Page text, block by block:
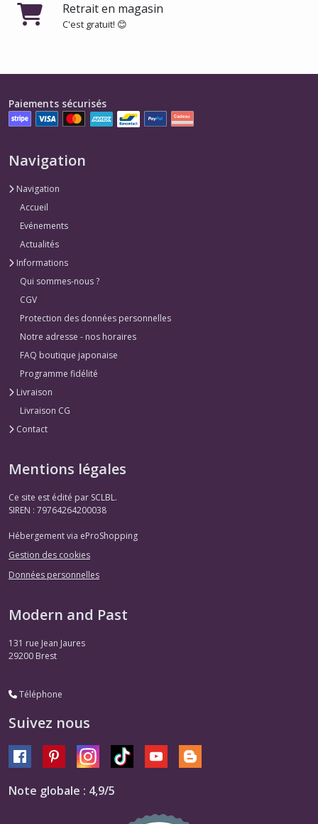
Retrait en magasin
C'est gratuit! 😊
Paiements sécurisés
Navigation
Navigation
Accueil
Evénements
Actualités
Informations
Qui sommes-nous ?
CGV
Protection des données personnelles
Notre adresse - nos horaires
FAQ boutique japonaise
Programme fidélité
Livraison
Livraison CG
Contact
Mentions légales
Ce site est édité par SCLBL.
SIREN : 79764264200038
Hébergement via eProShopping
Gestion des cookies
Données personnelles
Modern and Past
131 rue Jean Jaures
29200 Brest
Téléphone
Suivez nous
Note globale : 4,9/5